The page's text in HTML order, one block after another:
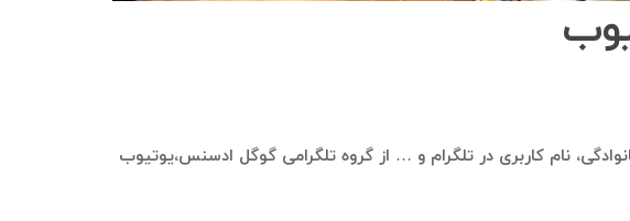
نام کاربری در تلگرام و … از گروه تلگرامی گوگل ادسنس،یوتیوب